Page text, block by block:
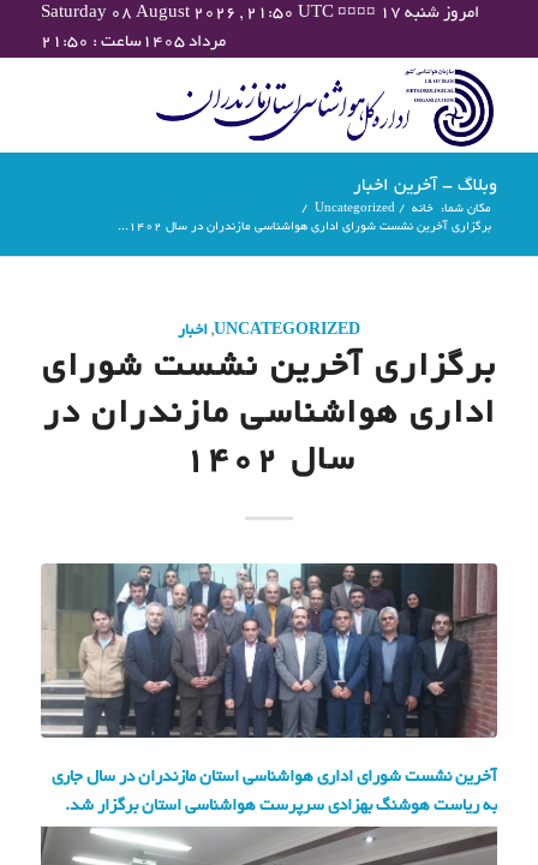
Saturday 08 August 2026 , 21:50 UTC ¤¤¤¤ امروز شنبه ۱۷
مرداد ۱۴۰۵ساعت : ۲۱:۵۰
وبلاگ - آخرین اخبار
مکان شما: خانه /
Uncategorized
/
برگزاری آخرین نشست شورای اداری هواشناسی مازندران در سال ۱۴۰۲...
UNCATEGORIZED
, اخبار
برگزاری آخرین نشست شورای
اداری هواشناسی مازندران در
سال ۱۴۰۲
آخرین نشست شورای اداری هواشناسی استان مازندران در سال جاری
به ریاست هوشنگ بهزادی سرپرستهواشناسی استان برگزار شد.